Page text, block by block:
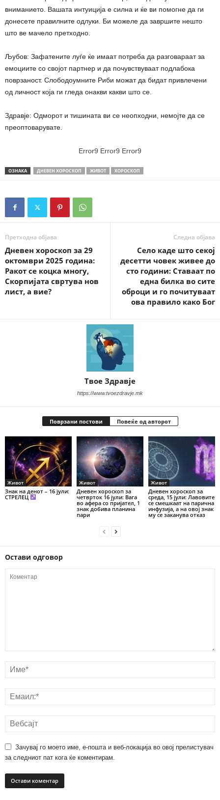
вниманието. Вашата интуиција е силна и ќе ви помогне да ги
донесете правилните одлуки. Би можеле да завршите нешто
што ве мачело претходно.
Љубов: Зафатените луѓе ќе имаат потреба да разговараат за
емоциите со својот партнер и да почувствуваат подлабока
поврзаност. Слободоумните Риби можат да бидат привлечени
од личност која ги гледа онакви какви што се.
Здравје: Одморот и тишината ви се неопходни, немојте да се
преоптоварувате.
Error9 Error9 Error9
ОЗНАКА ДНЕВЕН ХОРОСКОП ЖИВОТ ХОРОСКОП
Претходна објава
Дневен хороскоп за 29
октомври 2025 година:
Ракот се коцка многу,
Скорпијата свртува нов
лист, а вие?
Следна објава
Село каде што секој
десетти човек живее до
сто години: Ставаат по
една билка во сите
оброци и го почитуваат
ова правило како Бог
Твое Здравје
https://www.tvoezdravje.mk
Поврзани постови Повеќе од авторот
Живот
Знак на денот – 16 јули:
СТРЕЛЕЦ
Живот
Дневен хороскоп за
четврток 16 јули: Вага
во афера со пријател, 1
знак добива планина
пари
Живот
Дневен хороскоп за
среда, 15 јули: Лавовите
се смешкаат на парична
инфузија, а на овој знак
му се заканува отказ
Остави одговор
Зачувај го моето име, е-пошта и веб-локација во овој прелистувач
за следниот пат кога ќе коментирам.